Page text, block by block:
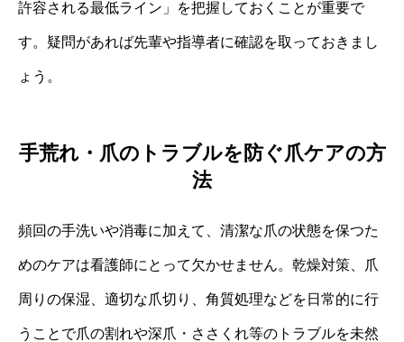
許容される最低ライン」を把握しておくことが重要で
す。疑問があれば先輩や指導者に確認を取っておきまし
ょう。
手荒れ・爪のトラブルを防ぐ爪ケアの方
法
頻回の手洗いや消毒に加えて、清潔な爪の状態を保つた
めのケアは看護師にとって欠かせません。乾燥対策、爪
周りの保湿、適切な爪切り、角質処理などを日常的に行
うことで爪の割れや深爪・ささくれ等のトラブルを未然